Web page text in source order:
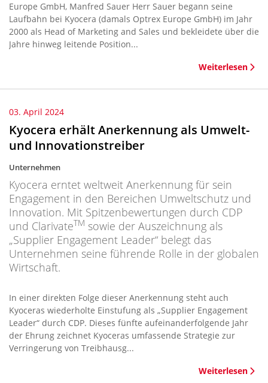
Europe GmbH, Manfred Sauer Herr Sauer begann seine
Laufbahn bei Kyocera (damals Optrex Europe GmbH) im Jahr
2000 als Head of Marketing and Sales und bekleidete über die
Jahre hinweg leitende Position...
Weiterlesen
03. April 2024
Kyocera erhält Anerkennung als Umwelt-
und Innovationstreiber
Unternehmen
Kyocera erntet weltweit Anerkennung für sein
Engagement in den Bereichen Umweltschutz und
Innovation. Mit Spitzenbewertungen durch CDP
und ClarivateTM sowie der Auszeichnung als
„Supplier Engagement Leader“ belegt das
Unternehmen seine führende Rolle in der globalen
Wirtschaft.
In einer direkten Folge dieser Anerkennung steht auch
Kyoceras wiederholte Einstufung als „Supplier Engagement
Leader“ durch CDP. Dieses fünfte aufeinanderfolgende Jahr
der Ehrung zeichnet Kyoceras umfassende Strategie zur
Verringerung von Treibhausg...
Weiterlesen